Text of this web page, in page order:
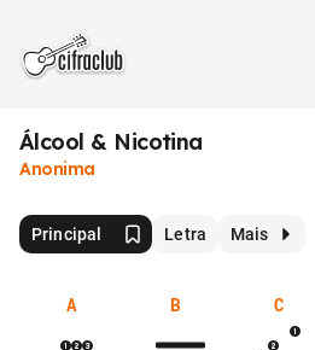
Álcool & Nicotina
Anonima
Principal Letra Mais
A B C